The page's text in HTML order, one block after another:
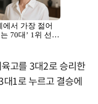
고를 3대2로 승리한
1로 누르고 결승에